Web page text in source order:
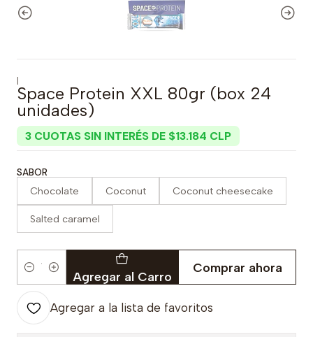
|
Space Protein XXL 80gr (box 24
unidades)
3 CUOTAS SIN INTERÉS DE $13.184 CLP
SABOR
Chocolate Coconut Coconut cheesecake
Salted caramel
Cantidad Agregar al Carro
Comprar ahora
Agregar a la lista de favoritos